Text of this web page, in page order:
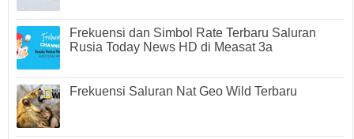
Frekuensi dan Simbol Rate Terbaru Saluran
Rusia Today News HD di Measat 3a
Frekuensi Saluran Nat Geo Wild Terbaru